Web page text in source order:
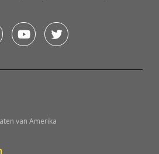
van Amerika